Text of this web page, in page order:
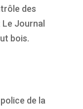
des
Le Journal
bois.
police de la